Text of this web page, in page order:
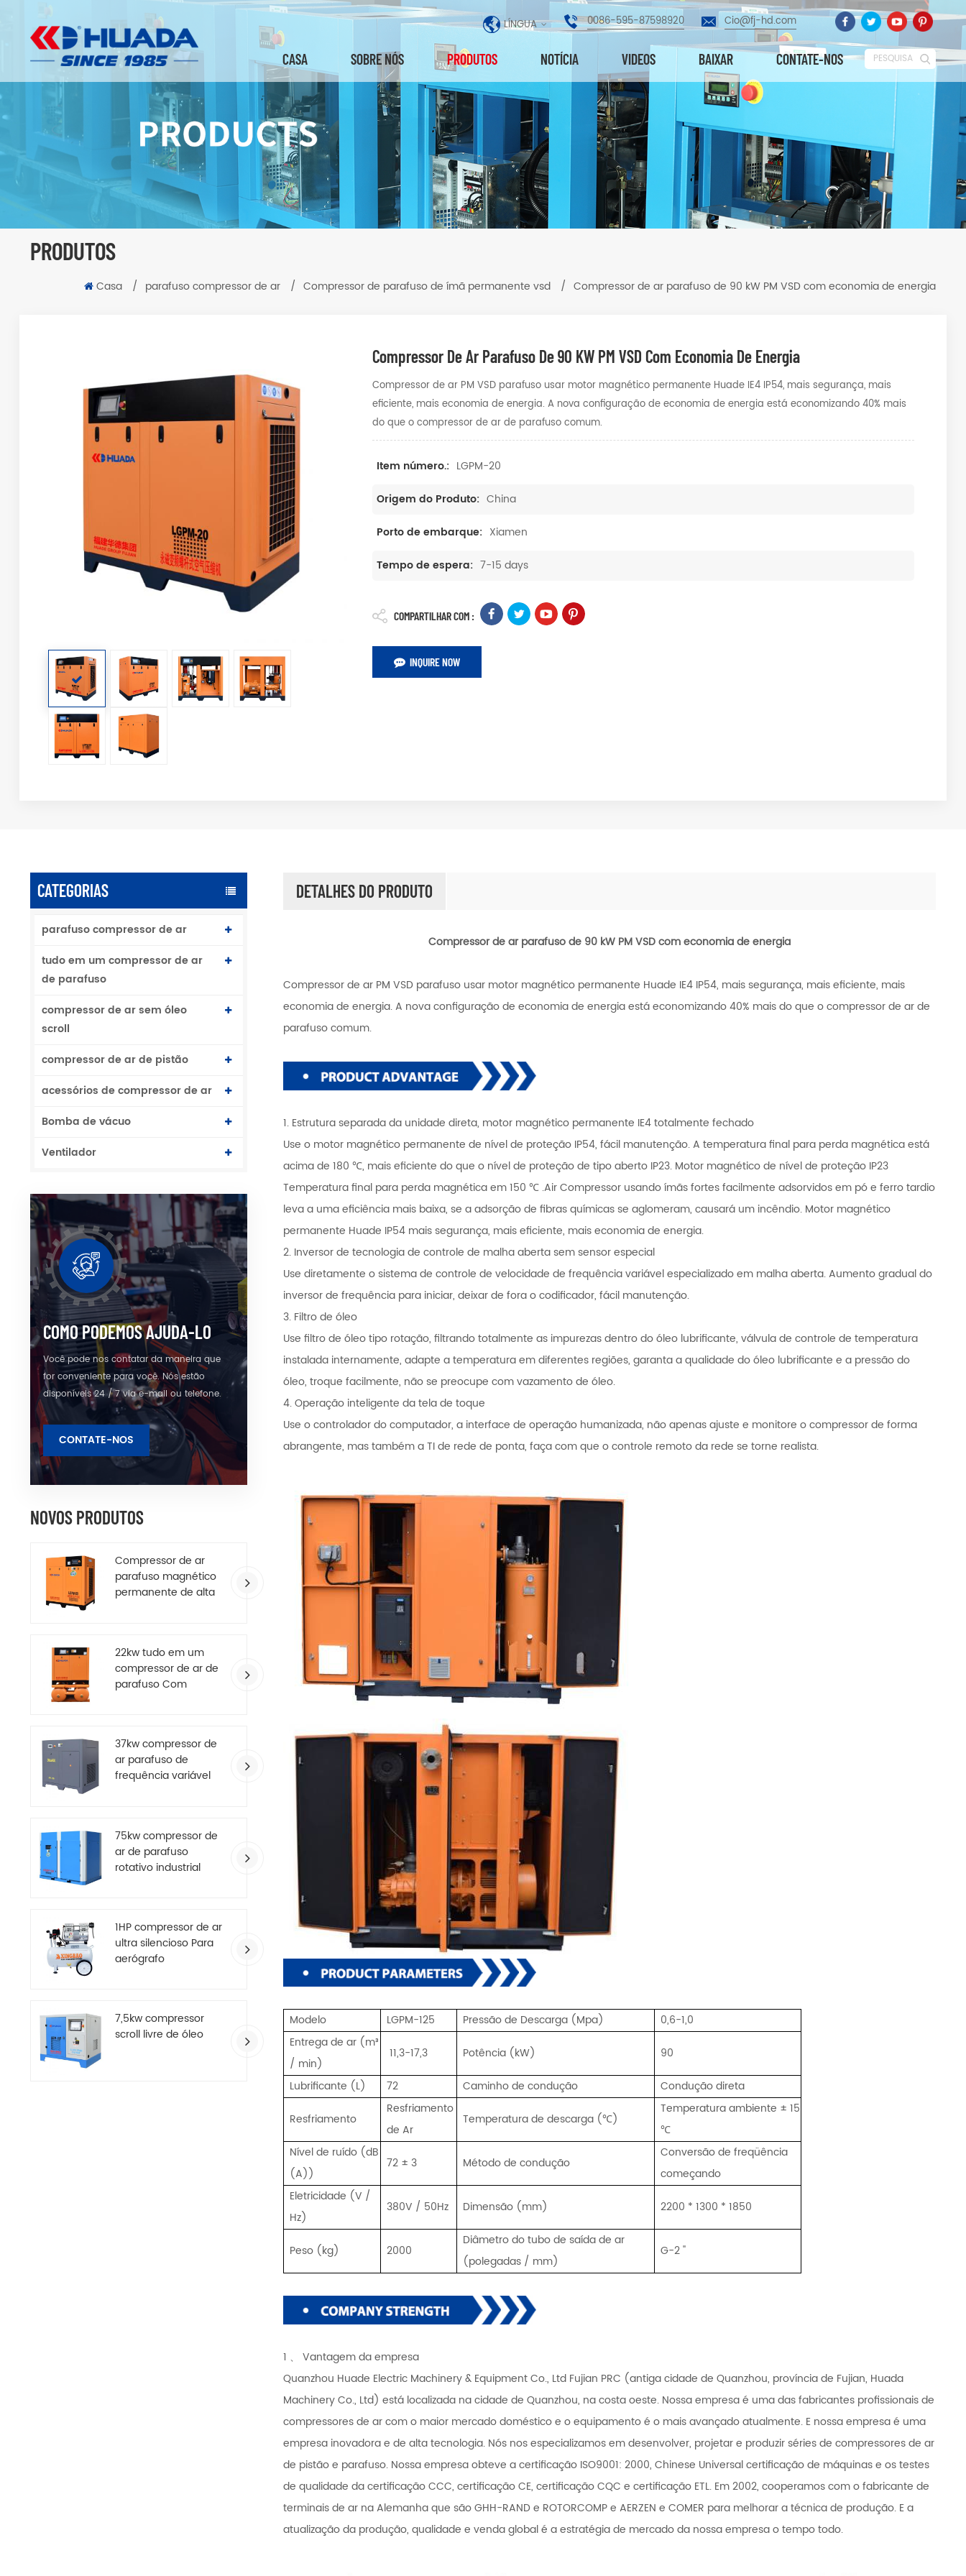
LÍNGUA 0086-595-87598920 Cio@fj-hd.com
CASA SOBRE NÓS PRODUTOS NOTÍCIA VIDEOS BAIXAR CONTATE-NOS PESQUISA
PRODUTOS
Casa / parafuso compressor de ar / Compressor de parafuso de ímã permanente vsd / Compressor de ar parafuso de 90 kW PM VSD com economia de energia
Compressor De Ar Parafuso De 90 KW PM VSD Com Economia De Energia
Compressor de ar PM VSD parafuso usar motor magnético permanente Huade IE4 IP54, mais segurança, mais
eficiente, mais economia de energia. A nova configuração de economia de energia está economizando 40% mais
do que o compressor de ar de parafuso comum.
Item número.: LGPM-20
Origem do Produto: China
Porto de embarque: Xiamen
Tempo de espera: 7-15 days
COMPARTILHAR COM :
INQUIRE NOW
CATEGORIAS
parafuso compressor de ar
tudo em um compressor de ar
de parafuso
compressor de ar sem óleo
scroll
compressor de ar de pistão
acessórios de compressor de ar
Bomba de vácuo
Ventilador
COMO PODEMOS AJUDA-LO
Você pode nos contatar da maneira que
for conveniente para você. Nós estão
disponíveis 24 / 7 via e-mail ou telefone.
CONTATE-NOS
NOVOS PRODUTOS
Compressor de ar
parafuso magnético
permanente de alta
22kw tudo em um
compressor de ar de
parafuso Com
37kw compressor de
ar parafuso de
frequência variável
75kw compressor de
ar de parafuso
rotativo industrial
1HP compressor de ar
ultra silencioso Para
aerógrafo
7,5kw compressor
scroll livre de óleo
DETALHES DO PRODUTO
Compressor de ar parafuso de 90 kW PM VSD com economia de energia
Compressor de ar PM VSD parafuso usar motor magnético permanente Huade IE4 IP54, mais segurança, mais eficiente, mais
economia de energia. A nova configuração de economia de energia está economizando 40% mais do que o compressor de ar de
parafuso comum.
1. Estrutura separada da unidade direta, motor magnético permanente IE4 totalmente fechado
Use o motor magnético permanente de nível de proteção IP54, fácil manutenção. A temperatura final para perda magnética está
acima de 180 ℃, mais eficiente do que o nível de proteção de tipo aberto IP23. Motor magnético de nível de proteção IP23
Temperatura final para perda magnética em 150 ℃ .Air Compressor usando ímãs fortes facilmente adsorvidos em pó e ferro tardio
leva a uma eficiência mais baixa, se a adsorção de fibras químicas se aglomeram, causará um incêndio. Motor magnético
permanente Huade IP54 mais segurança, mais eficiente, mais economia de energia.
2. Inversor de tecnologia de controle de malha aberta sem sensor especial
Use diretamente o sistema de controle de velocidade de frequência variável especializado em malha aberta. Aumento gradual do
inversor de frequência para iniciar, deixar de fora o codificador, fácil manutenção.
3. Filtro de óleo
Use filtro de óleo tipo rotação, filtrando totalmente as impurezas dentro do óleo lubrificante, válvula de controle de temperatura
instalada internamente, adapte a temperatura em diferentes regiões, garanta a qualidade do óleo lubrificante e a pressão do
óleo, troque facilmente, não se preocupe com vazamento de óleo.
4. Operação inteligente da tela de toque
Use o controlador do computador, a interface de operação humanizada, não apenas ajuste e monitore o compressor de forma
abrangente, mas também a TI de rede de ponta, faça com que o controle remoto da rede se torne realista.
Modelo LGPM-125 Pressão de Descarga (Mpa)
0,6-1,0
Entrega de ar (m³
/ min)
11,3-17,3 Potência (kW)
90
Lubrificante (L)
72 Caminho de condução
Condução direta
Resfriamento
Resfriamento
de Ar
Temperatura de descarga (℃)
Temperatura ambiente ± 15
℃
Nível de ruído (dB
(A))
72 ± 3 Método de condução
Conversão de freqüência
começando
Eletricidade (V /
Hz)
380V / 50Hz Dimensão (mm) 2200 * 1300 * 1850
Peso (kg) 2000
Diâmetro do tubo de saída de ar
(polegadas / mm)
G-2 ''
1 、 Vantagem da empresa
Quanzhou Huade Electric Machinery & Equipment Co., Ltd Fujian PRC (antiga cidade de Quanzhou, província de Fujian, Huada
Machinery Co., Ltd) está localizada na cidade de Quanzhou, na costa oeste. Nossa empresa é uma das fabricantes profissionais de
compressores de ar com o maior mercado doméstico e o equipamento é o mais avançado atualmente. E nossa empresa é uma
empresa inovadora e de alta tecnologia. Nós nos especializamos em desenvolver, projetar e produzir séries de compressores de ar
de pistão e parafuso. Nossa empresa obteve a certificação ISO9001: 2000, Chinese Universal certificação de máquinas e os testes
de qualidade da certificação CCC, certificação CE, certificação CQC e certificação ETL. Em 2002, cooperamos com o fabricante de
terminais de ar na Alemanha que são GHH-RAND e ROTORCOMP e AERZEN e COMER para melhorar a técnica de produção. E a
atualização da produção, qualidade e venda global é a estratégia de mercado da nossa empresa o tempo todo.